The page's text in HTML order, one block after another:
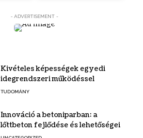
- ADVERTISEMENT -
Kivételes képességek egyedi
idegrendszeri működéssel
TUDOMÁNY
Innováció a betoniparban: a
lőttbeton fejlődése és lehetőségei